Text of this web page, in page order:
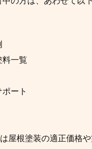
料一覧
ート
屋根塗装の適正価格